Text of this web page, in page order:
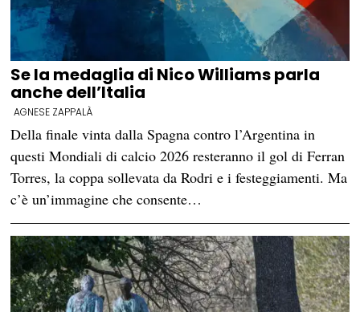
Se la medaglia di Nico Williams parla
anche dell’Italia
AGNESE ZAPPALÀ
Della finale vinta dalla Spagna contro l’Argentina in
questi Mondiali di calcio 2026 resteranno il gol di Ferran
Torres, la coppa sollevata da Rodri e i festeggiamenti. Ma
c’è un’immagine che consente…